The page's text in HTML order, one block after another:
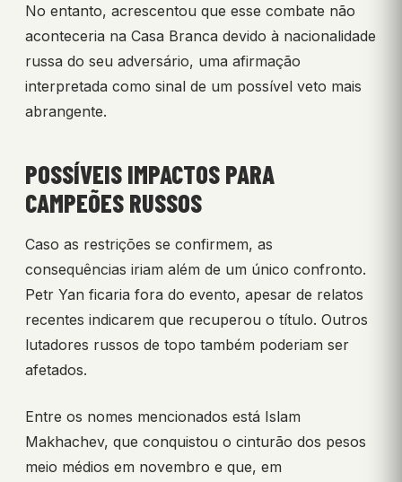
No entanto, acrescentou que esse combate não
aconteceria na Casa Branca devido à nacionalidade
russa do seu adversário, uma afirmação
interpretada como sinal de um possível veto mais
abrangente.
POSSÍVEIS IMPACTOS PARA
CAMPEÕES RUSSOS
Caso as restrições se confirmem, as
consequências iriam além de um único confronto.
Petr Yan ficaria fora do evento, apesar de relatos
recentes indicarem que recuperou o título. Outros
lutadores russos de topo também poderiam ser
afetados.
Entre os nomes mencionados está Islam
Makhachev, que conquistou o cinturão dos pesos
meio médios em novembro e que, em